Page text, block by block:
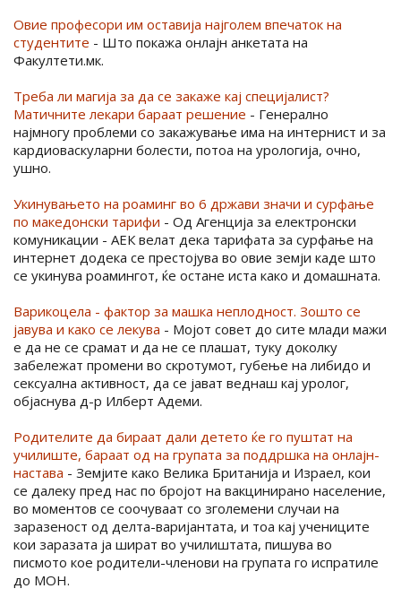
Овие професори им оставија најголем впечаток на
студентите - Што покажа онлајн анкетата на
Факултети.мк.
Треба ли магија за да се закаже кај специјалист?
Матичните лекари бараат решение - Генерално
најмногу проблеми со закажување има на интернист и за
кардиоваскуларни болести, потоа на урологија, очно,
ушно.
Укинувањето на роаминг во 6 држави значи и сурфање
по македонски тарифи - Од Агенција за електронски
комуникации - АЕК велат дека тарифата за сурфање на
интернет додека се престојува во овие земји каде што
се укинува роамингот, ќе остане иста како и домашната.
Варикоцела - фактор за машка неплодност. Зошто се
јавува и како се лекува - Мојот совет до сите млади мажи
е да не се срамат и да не се плашат, туку доколку
забележат промени во скротумот, губење на либидо и
сексуална активност, да се јават веднаш кај уролог,
објаснува д-р Илберт Адеми.
Родителите да бираат дали детето ќе го пуштат на
училиште, бараат од на групата за поддршка на онлајн-
настава - Земјите како Велика Британија и Израел, кои
се далеку пред нас по бројот на вакцинирано население,
во моментов се соочуваат со зголемени случаи на
заразеност од делта-варијантата, и тоа кај учениците
кои заразата ја шират во училиштата, пишува во
писмото кое родители-членови на групата го испратиле
до МОН.